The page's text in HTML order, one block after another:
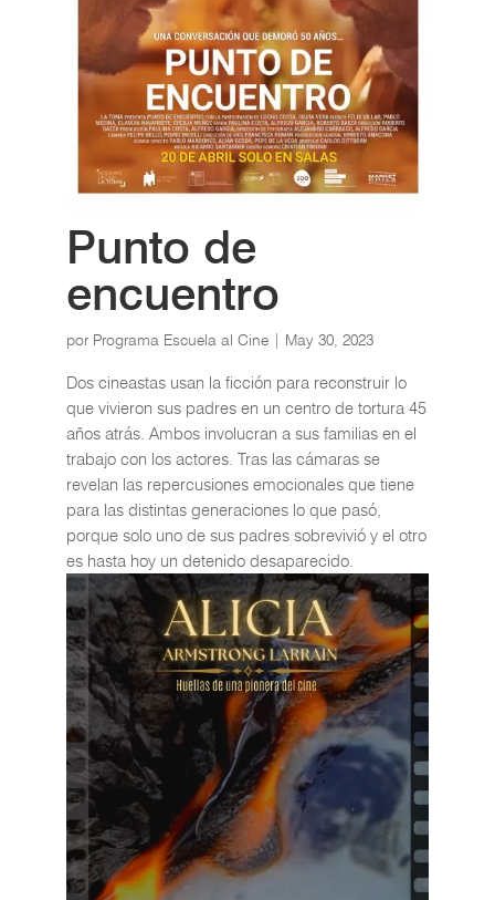
Punto de
encuentro
por Programa Escuela al Cine| May 30, 2023
Dos cineastas usan la ficción para reconstruir lo
que vivieron sus padres en un centro de tortura 45
años atrás. Ambos involucran a sus familias en el
trabajo con los actores. Tras las cámaras se
revelan las repercusiones emocionales que tiene
para las distintas generaciones lo que pasó,
porque solo uno de sus padres sobrevivió y el otro
es hasta hoy un detenido desaparecido.